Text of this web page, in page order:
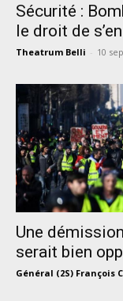
Sécurité :
le droit de
Theatrum Belli - 10
Une
serait bien
Général (2S) François